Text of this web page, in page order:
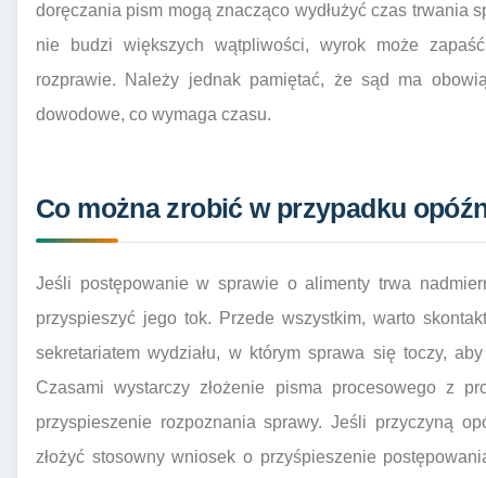
doręczania pism mogą znacząco wydłużyć czas trwania
nie budzi większych wątpliwości, wyrok może
rozprawie. Należy jednak pamiętać, że sąd ma
dowodowe, co wymaga czasu.
Co można zrobić w przypadku
Jeśli postępowanie w sprawie o alimenty trwa
przyspieszyć jego tok. Przede wszystkim, warto
sekretariatem wydziału, w którym sprawa się toczy,
Czasami wystarczy złożenie pisma procesowego z
przyspieszenie rozpoznania sprawy. Jeśli przyczyną
złożyć stosowny wniosek o przyśpieszenie